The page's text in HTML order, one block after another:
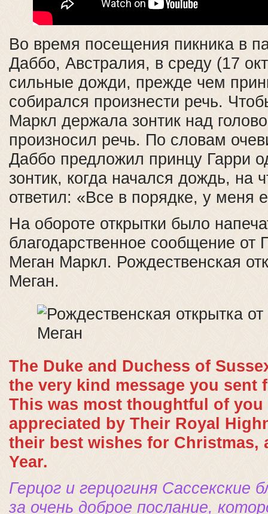
Во время посещения пикника в
Даббо, Австралия, в среду (17
сильные дожди, прежде чем
собирался произнести речь.
Маркл держала зонтик над
произносил речь. По словам
Даббо предложил принцу Гарри
зонтик, когда начался дождь, на
ответил: «Все в порядке, у меня
На обороте открытки было
благодарственное сообщение от
Меган Маркл. Рождественская
Меган.
The Duke and Duchess of
the very kind message you sent
This was most thoughtful of you
appreciated by Their Royal
their best wishes for Christmas,
Year.
Герцог и герцогиня Сассекские
за очень доброе послание,